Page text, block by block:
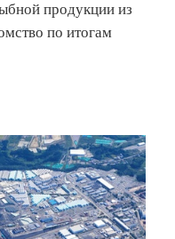
продукции из
по итогам